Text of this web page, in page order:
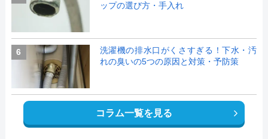
ップの選び方・手入れ
6
洗濯機の排水口がくさすぎる！下水・汚
れの臭いの5つの原因と対策・予防策
コラム一覧を見る